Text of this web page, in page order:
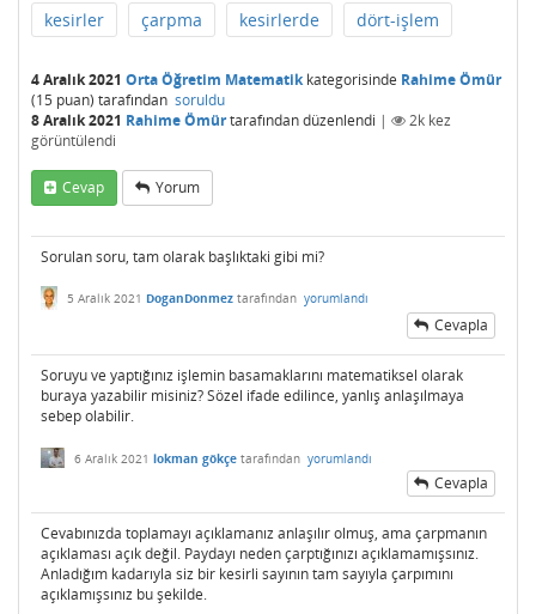
kesirler çarpma kesirlerde dört-işlem
4 Aralık 2021 Orta Öğretim Matematikkategorisinde Rahime Ömür
(15 puan) tarafından soruldu
8 Aralık 2021 Rahime Ömürtarafındandüzenlendi | 2k kez
görüntülendi
Cevap Yorum
Sorulan soru, tam olarak başlıktaki gibi mi?
5 Aralık 2021 DoganDonmez tarafından yorumlandı
Cevapla
Soruyu ve yaptığınız işlemin basamaklarını matematiksel olarak
buraya yazabilir misiniz? Sözel ifade edilince, yanlış anlaşılmaya
sebep olabilir.
6 Aralık 2021 lokman gökçe tarafından yorumlandı
Cevapla
Cevabınızda toplamayı açıklamanız anlaşılır olmuş, ama çarpmanın
açıklaması açık değil. Paydayı neden çarptığınızı açıklamamışsınız.
Anladığım kadarıyla siz bir kesirli sayının tam sayıyla çarpımını
açıklamışsınız bu şekilde.